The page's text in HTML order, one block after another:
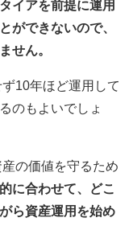
イアを前提に運用
ができないので、
せん。
10年ほど運用して
のもよいでしょ
の価値を守るため
に合わせて、どこ
ら資産運用を始め